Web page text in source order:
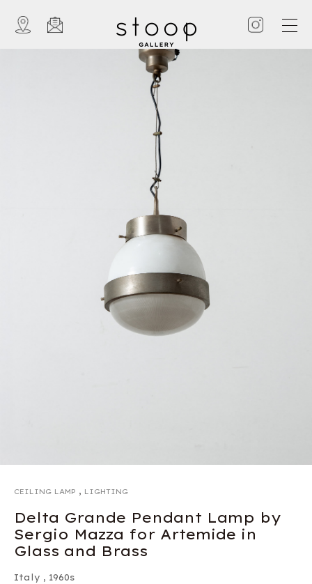
CEILING LAMP , LIGHTING
Delta Grande Pendant Lamp by
Sergio Mazza for Artemide in
Glass and Brass
Italy , 1960s